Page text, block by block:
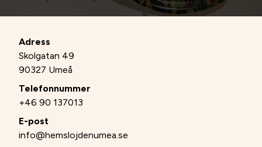
Adress
Skolgatan 49
90327 Umeå
Telefonnummer
+46 90 137013
E-post
info@hemslojdenumea.se